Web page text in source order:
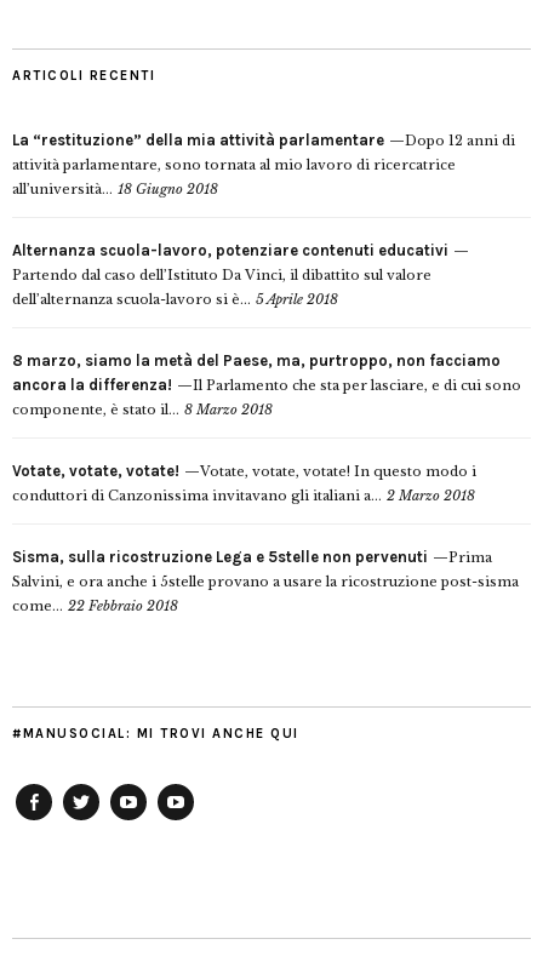
ARTICOLI RECENTI
La “restituzione” della mia attività parlamentare
Dopo 12 anni di
attività parlamentare, sono tornata al mio lavoro di ricercatrice
all’università... 18 Giugno 2018
Alternanza scuola-lavoro, potenziare contenuti educativi
Partendo dal caso dell’Istituto Da Vinci, il dibattito sul valore
dell’alternanza scuola-lavoro si è... 5 Aprile 2018
8 marzo, siamo la metà del Paese, ma, purtroppo, non facciamo
ancora la differenza!
Il Parlamento che sta per lasciare, e di cui sono
componente, è stato il... 8 Marzo 2018
Votate, votate, votate!
Votate, votate, votate! In questo modo i
conduttori di Canzonissima invitavano gli italiani a... 2 Marzo 2018
Sisma, sulla ricostruzione Lega e 5stelle non pervenuti
Prima
Salvini, e ora anche i 5stelle provano a usare la ricostruzione post-sisma
come... 22 Febbraio 2018
#MANUSOCIAL: MI TROVI ANCHE QUI